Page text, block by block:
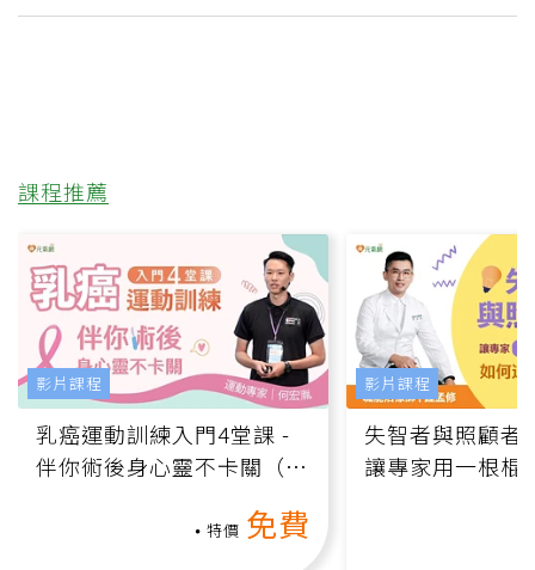
課程推薦
乳癌運動訓練入門4堂課 -
伴你術後身心靈不卡關（線
特價 免費
影片課程
失智者與照顧者
讓專家用一根棍
影片課程